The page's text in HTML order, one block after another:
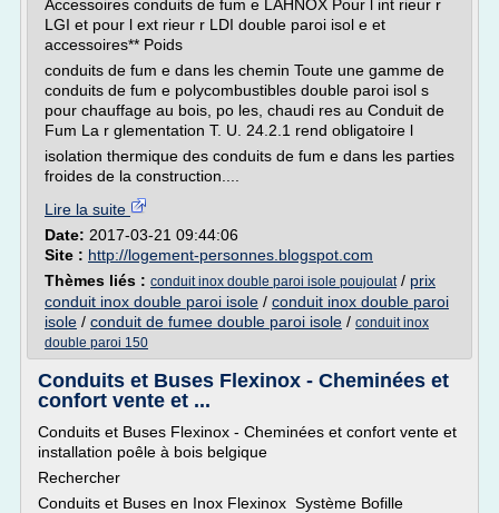
Accessoires conduits de fum e LAHNOX Pour l int rieur r
LGI et pour l ext rieur r LDI double paroi isol e et
accessoires** Poids
conduits de fum e dans les chemin Toute une gamme de
conduits de fum e polycombustibles double paroi isol s
pour chauffage au bois, po les, chaudi res au Conduit de
Fum La r glementation T. U. 24.2.1 rend obligatoire l
isolation thermique des conduits de fum e dans les parties
froides de la construction....
Lire la suite
Date: 2017-03-21 09:44:06
Site : http://logement-personnes.blogspot.com
Thèmes liés : conduit inox double paroi isole poujoulat/ prix
conduit inox double paroi isole / conduit inox double paroi
isole / conduit de fumee double paroi isole / conduit inox
double paroi 150
Conduits et Buses Flexinox - Cheminées et
confort vente et ...
Conduits et Buses Flexinox - Cheminées et confort vente et
installation poêle à bois belgique
Rechercher
Conduits et Buses en Inox Flexinox Système Bofille